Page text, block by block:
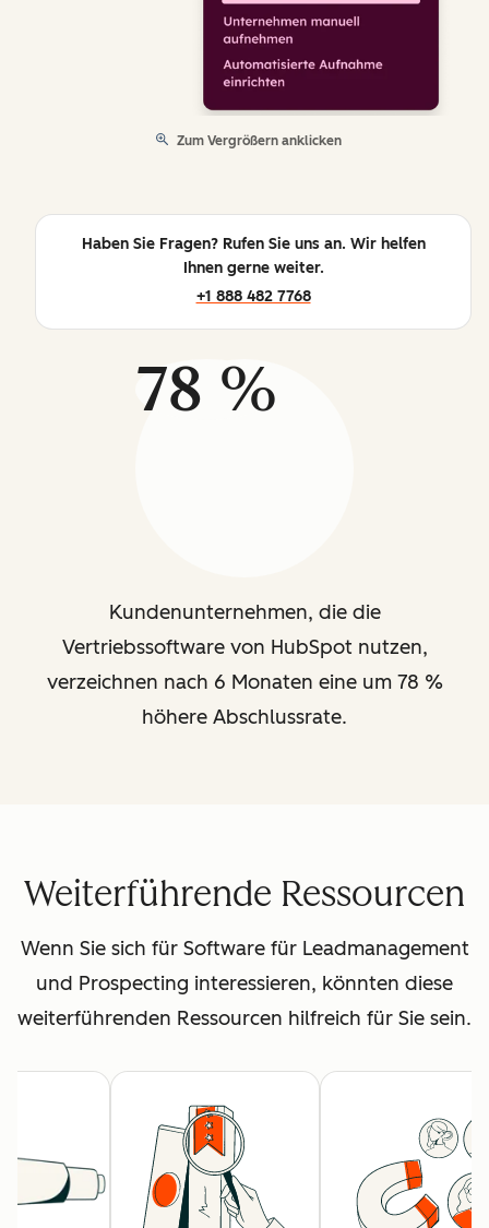
Zum Vergrößern anklicken
Haben Sie Fragen? Rufen Sie uns an. Wir helfen
Ihnen gerne weiter.
+1 888 482 7768
78 %
Kundenunternehmen, die die
Vertriebssoftware von HubSpot nutzen,
verzeichnen nach 6 Monaten eine um 78 %
höhere Abschlussrate.
Weiterführende Ressourcen
Wenn Sie sich für Software für Leadmanagement
und Prospecting interessieren, könnten diese
weiterführenden Ressourcen hilfreich für Sie sein.